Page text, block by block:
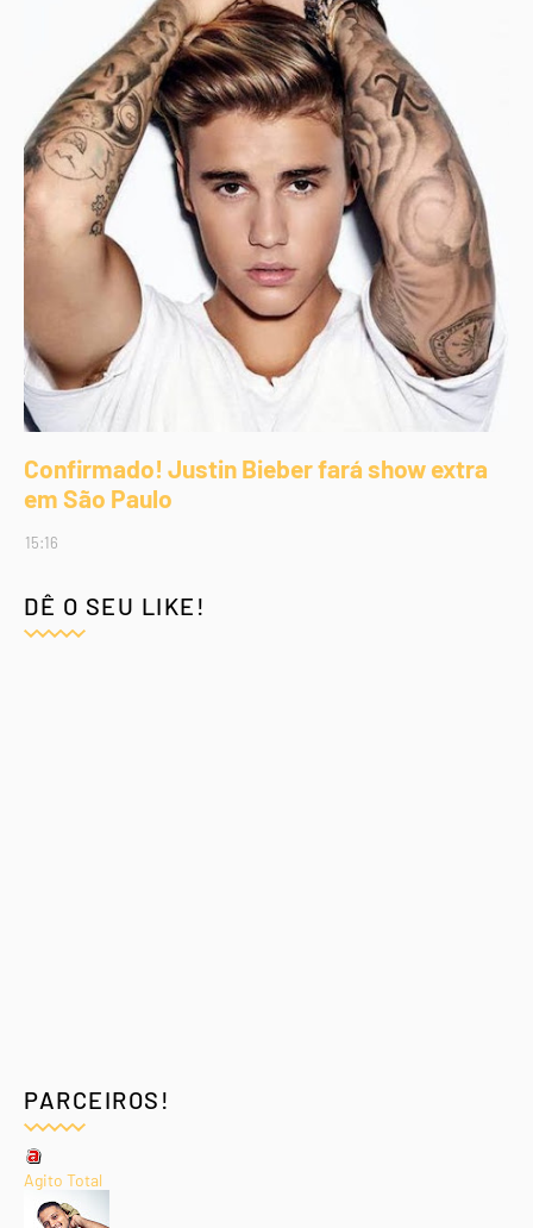
Confirmado! Justin Bieber fará show extra
em São Paulo
15:16
DÊ O SEU LIKE!
PARCEIROS!
Agito Total